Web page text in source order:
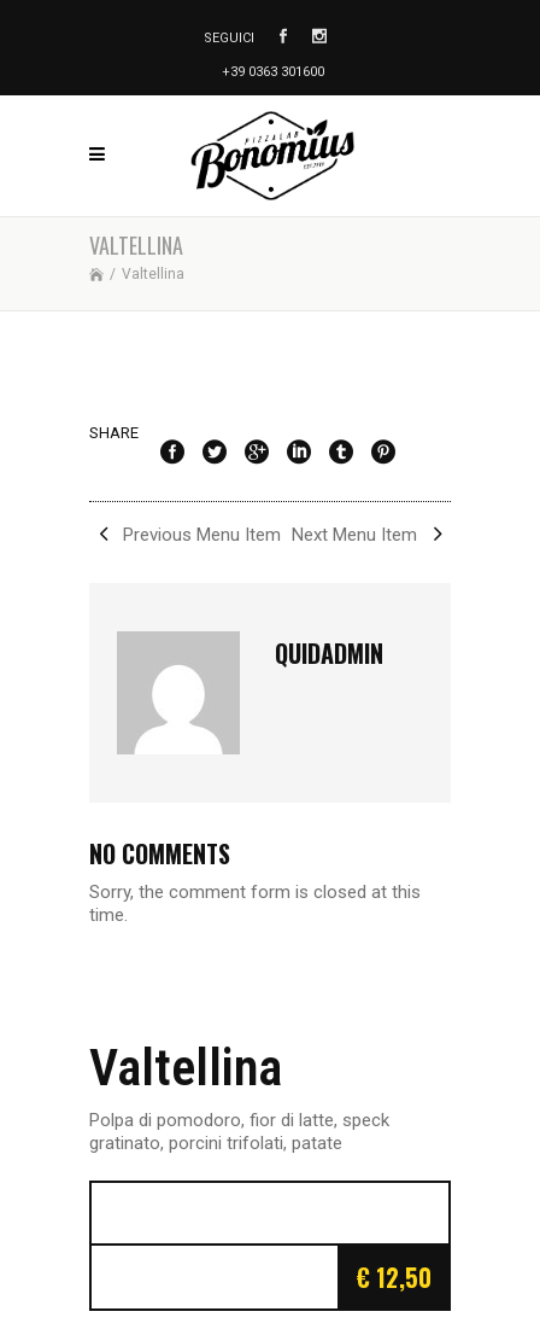
SEGUICI
+39 0363 301600
VALTELLINA
/ Valtellina
SHARE
Previous Menu Item Next Menu Item
QUIDADMIN
NO COMMENTS
Sorry, the comment form is closed at this
time.
Valtellina
Polpa di pomodoro, fior di latte, speck
gratinato, porcini trifolati, patate
€ 12,50